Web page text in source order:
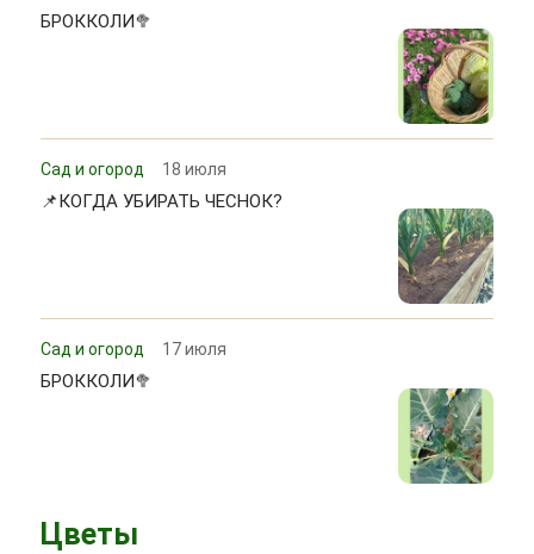
БРОККОЛИ🥦
Сад и огород 18 июля
📌КОГДА УБИРАТЬ ЧЕСНОК?
Сад и огород 17 июля
БРОККОЛИ🥦
Цветы